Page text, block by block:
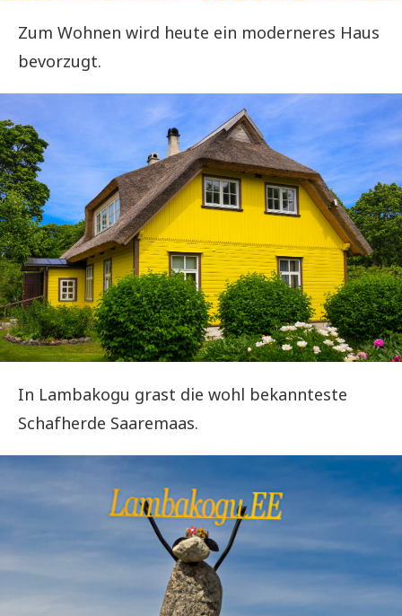
Zum Wohnen wird heute ein moderneres Haus
bevorzugt.
In Lambakogu grast die wohl bekannteste
Schafherde Saaremaas.